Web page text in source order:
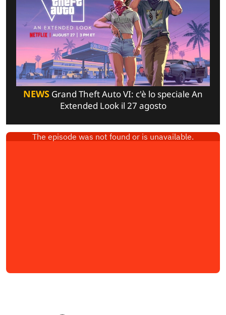
NEWS Grand Theft Auto VI: c'è lo speciale An
Extended Look il 27 agosto